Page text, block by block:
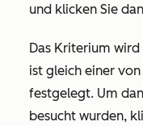
und klicken Sie
Das Kriterium
ist gleich einer
festgelegt. Um
besucht wurden,